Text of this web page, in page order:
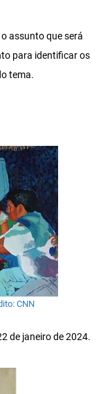
assunto que será
para identificar os
tema.
CNN
de janeiro de 2024.